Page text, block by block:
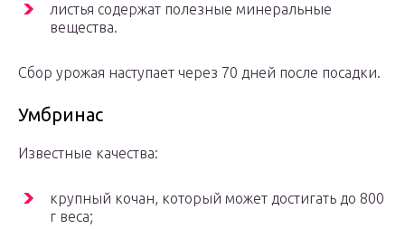
листья содержат полезные минеральные
вещества.
Сбор урожая наступает через 70 дней после посадки.
Умбринас
Известные качества:
крупный кочан, который может достигать до 800
г веса;